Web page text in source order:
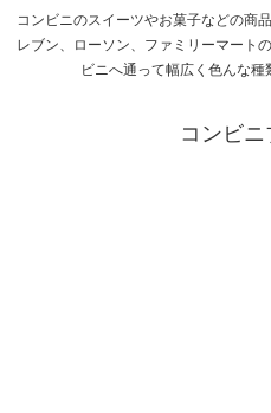
コンビニのスイーツやお菓子などの商
レブン、ローソン、ファミリーマート
ビニへ通って幅広く色んな種
コンビニ